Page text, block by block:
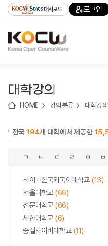
기
기
기
content)
가
대시보드 로그인
대학강의
HOME 강의분류 대학강의
전국194개 대학에서 제공한
ㄱ ㄴ ㄷ ㄹ ㅁ ㅂ
사이버한국외국어대학교 (13)
서울대학교 (66)
선문대학교 (66)
세한대학교 (6)
숭실사이버대학교 (11)